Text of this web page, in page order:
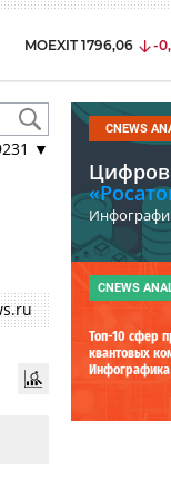
MOEXIT 1796,06 -
▼
CNEWS
CNEWS
Топ-10 сфер
квантовых
Инфографика